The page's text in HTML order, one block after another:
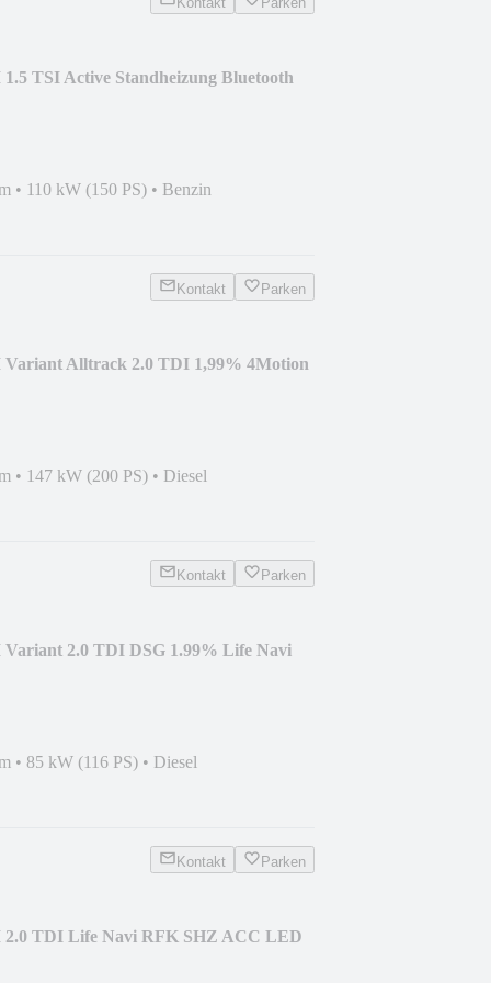
TSI Active Standheizung Bluetooth
• 110 kW (150 PS) • Benzin
Kontakt Parken
Alltrack 2.0 TDI 1,99% 4Motion
• 147 kW (200 PS) • Diesel
Kontakt Parken
2.0 TDI DSG 1.99% Life Navi
• 85 kW (116 PS) • Diesel
Kontakt Parken
2.0 TDI Life Navi RFK SHZ ACC LED